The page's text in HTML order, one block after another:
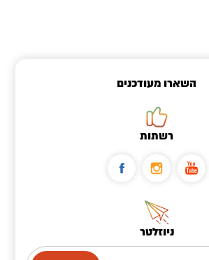
השארו מעודכנים
רשתות
ניוזלטר